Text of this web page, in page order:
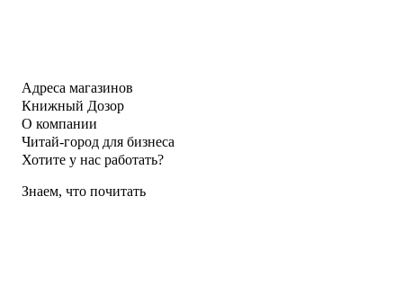
Адреса магазинов
Книжный Дозор
О компании
Читай-город для бизнеса
Хотите у нас работать?
Знаем, что почитать